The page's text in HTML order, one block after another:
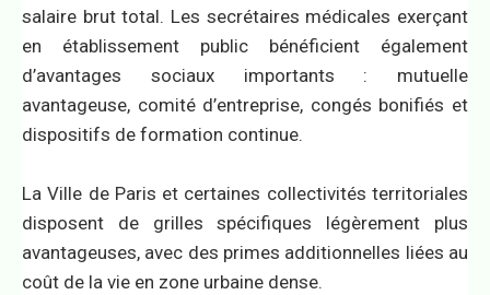
salaire brut total. Les secrétaires médicales exerçant
en établissement public bénéficient également
d’avantages sociaux importants : mutuelle
avantageuse, comité d’entreprise, congés bonifiés et
dispositifs de formation continue.
La Ville de Paris et certaines collectivités territoriales
disposent de grilles spécifiques légèrement plus
avantageuses, avec des primes additionnelles liées au
coût de la vie en zone urbaine dense.